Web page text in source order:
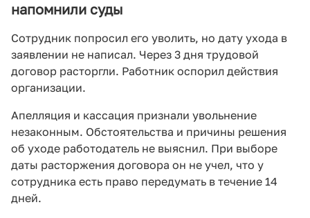
напомнили суды
Сотрудник попросил его уволить, но дату ухода в
заявлении не написал. Через 3 дня трудовой
договор расторгли. Работник оспорил действия
организации.
Апелляция и кассация признали увольнение
незаконным. Обстоятельства и причины решения
об уходе работодатель не выяснил. При выборе
даты расторжения договора он не учел, что у
сотрудника есть право передумать в течение 14
дней.